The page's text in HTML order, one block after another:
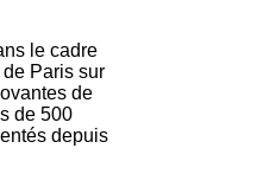
le cadre
Paris sur
de
de 500
depuis